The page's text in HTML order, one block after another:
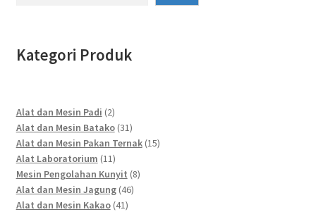
Kategori Produk
Alat dan Mesin Padi 22
products
Alat dan Mesin Batako 3131
products
Alat dan Mesin Pakan Ternak 1515
Alat Laboratorium 1111
products
Mesin Pengolahan Kunyit 88
Alat dan Mesin Jagung 4646
Alat dan Mesin Kakao 4141